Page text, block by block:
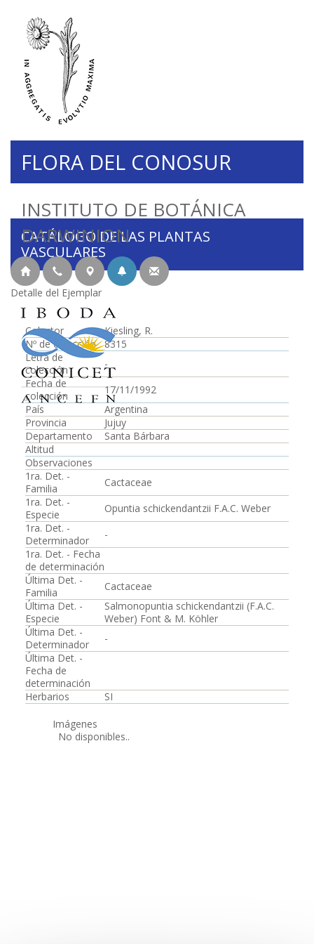
INSTITUTO DE BOTÁNICA
DARWINION
FLORA DEL CONOSUR
CATÁLOGO DE LAS PLANTAS
VASCULARES
Detalle del Ejemplar
Colector
Kiesling, R.
Nº de colección
8315
Letra de
colección
-
Fecha de
colección
17/11/1992
País
Argentina
Provincia
Jujuy
Departamento
Santa Bárbara
Altitud
Observaciones
1ra. Det. -
Familia
Cactaceae
1ra. Det. -
Especie
Opuntia schickendantzii F.A.C. Weber
1ra. Det. -
Determinador
-
1ra. Det. - Fecha
de determinación
Última Det. -
Familia
Cactaceae
Última Det. -
Especie
Salmonopuntia schickendantzii (F.A.C.
Weber) Font & M. Köhler
Última Det. -
Determinador
-
Última Det. -
Fecha de
determinación
Herbarios
SI
Imágenes
No disponibles..